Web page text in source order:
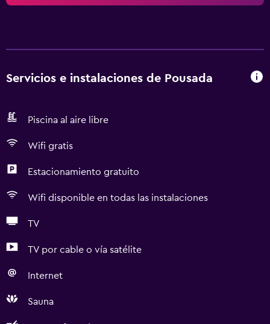
Servicios e instalaciones de Pousada
Piscina al aire libre
Wifi gratis
Estacionamiento gratuito
Wifi disponible en todas las instalaciones
TV
TV por cable o vía satélite
Internet
Sauna